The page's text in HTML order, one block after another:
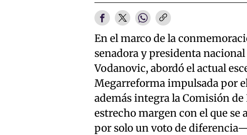
En el marco de la
senadora y presidenta
Vodanovic, abordó el actual
Megarreforma impulsada por
además integra la Comisión
estrecho margen con el que
por solo un voto de